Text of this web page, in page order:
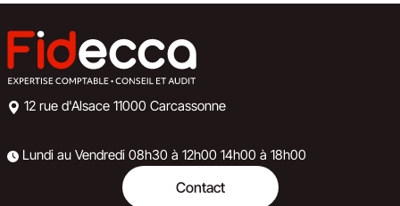
12 rue d'Alsace 11000 Carcassonne
Lundi au Vendredi 08h30 à 12h00 14h00 à 18h00
Contact